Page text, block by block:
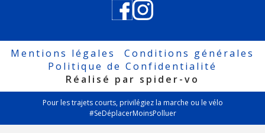
Mentions légales
Conditions générales
Politique de Confidentialité
Réalisé par spider-vo
Pour les trajets courts, privilégiez la marche ou le vélo
#SeDéplacerMoinsPolluer